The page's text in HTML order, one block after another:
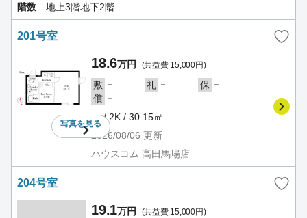
階数
地上3階地下2階
201号室
写真を見る
18.6万円 (共益費 15,000円)
敷 － 礼 － 保 －
償 －
－ / 2K / 30.15㎡
2026/08/06 更新
ハウスコム 高田馬場店
204号室
19.1万円 (共益費 15,000円)